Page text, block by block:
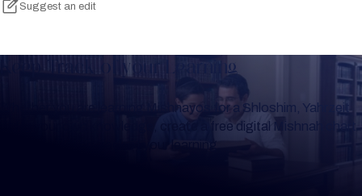
Suggest an edit
Keep Track of your Learning
Whether you are learning Mishnayos for a Shloshim, Yahrzeit
or for your own knowledge, create a free digital Mishnah chart
to help you keep track of your learning.